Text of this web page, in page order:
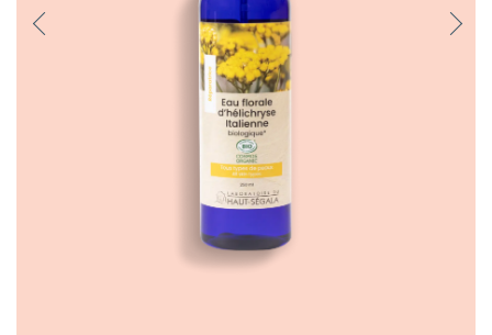
Previo
Next